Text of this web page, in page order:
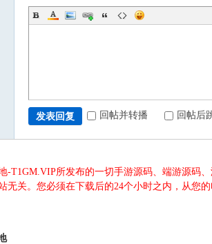
发表回复 回帖并转播 回帖后
-T1GM.VIP所发布的一切手游源码、端游源码
无关。您必须在下载后的24个小时之内，从您